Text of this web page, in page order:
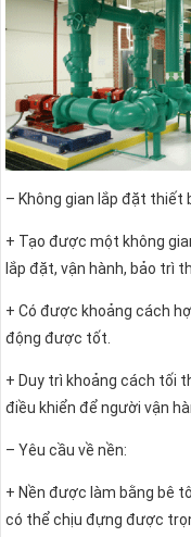
– Không gian lắp đặt thiết
+ Tạo được một không
lắp đặt, vận hành, bảo trì
+ Có được khoảng cách
động được tốt.
+ Duy trì khoảng cách tối
điều khiển để người vận
– Yêu cầu về nền:
+ Nền được làm bằng bê
có thể chịu đựng được